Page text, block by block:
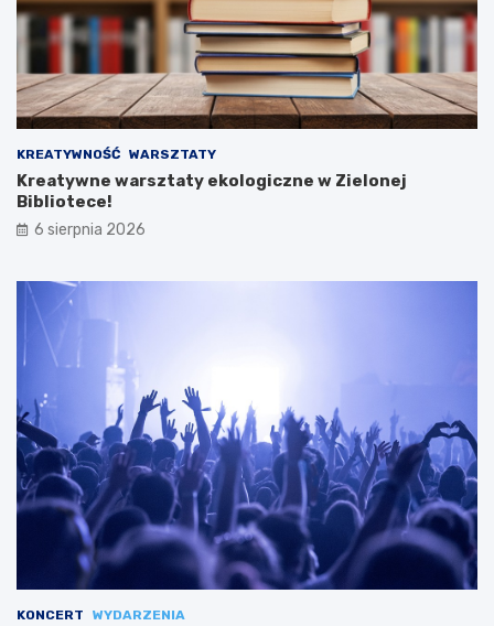
KREATYWNOŚĆ WARSZTATY
Kreatywne warsztaty ekologiczne w Zielonej
Bibliotece!
6 sierpnia 2026
KONCERT WYDARZENIA